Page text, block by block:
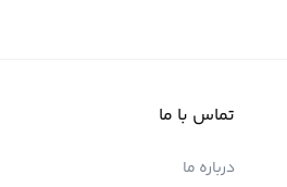
تماس با ما
درباره ما